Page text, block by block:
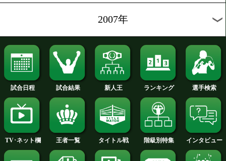
2012年
2011年
2010年
2009年